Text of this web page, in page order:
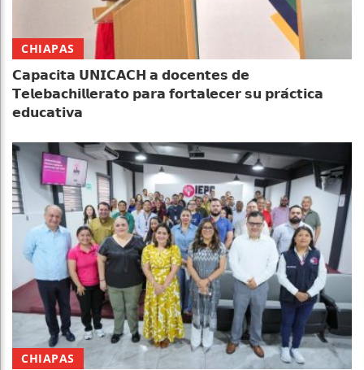
CHIAPAS
𝗖𝗮𝗽𝗮𝗰𝗶𝘁𝗮 𝗨𝗡𝗜𝗖𝗔𝗖𝗛 𝗮 𝗱𝗼𝗰𝗲𝗻𝘁𝗲𝘀 𝗱𝗲
𝗧𝗲𝗹𝗲𝗯𝗮𝗰𝗵𝗶𝗹𝗹𝗲𝗿𝗮𝘁𝗼 𝗽𝗮𝗿𝗮 𝗳𝗼𝗿𝘁𝗮𝗹𝗲𝗰𝗲𝗿 𝘀𝘂 𝗽𝗿𝗮́𝗰𝘁𝗶𝗰𝗮
𝗲𝗱𝘂𝗰𝗮𝘁𝗶𝘃𝗮
CHIAPAS